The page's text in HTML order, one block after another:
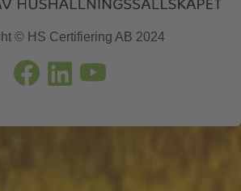
© HS Certifiering AB 2024